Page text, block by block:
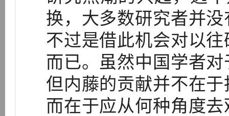
换，大多数研究者并
不过是借此机会对以
而已。虽然中国学者
但内藤的贡献并不在
而在于应从何种角度